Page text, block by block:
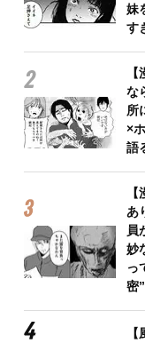
妹
す
な
所
×
語
あ
員
妙
っ
密